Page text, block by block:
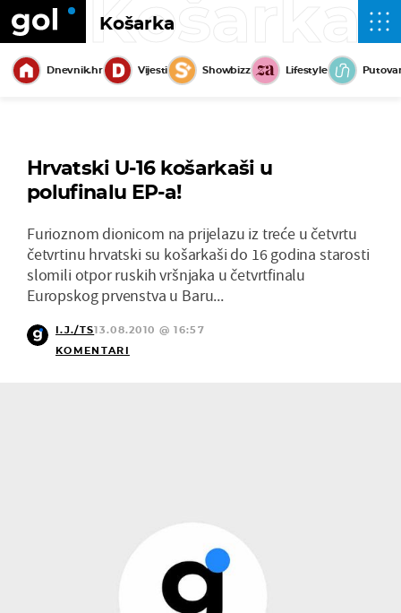
Košarka
Košarka
Dnevnik.hr Vijesti Showbizz Lifestyle
Hrvatski U-16 košarkaši u
polufinalu EP-a!
Furioznom dionicom na prijelazu iz treće u četvrtu
četvrtinu hrvatski su košarkaši do 16 godina starosti
slomili otpor ruskih vršnjaka u četvrtfinalu
Europskog prvenstva u Baru...
I.J./TS13.08.2010 @ 16:57
KOMENTARI